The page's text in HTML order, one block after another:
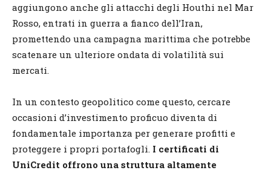
aggiungono anche gli attacchi degli Houthi nel Mar
Rosso, entrati in guerra a fianco dell’Iran,
promettendo una campagna marittima che potrebbe
scatenare un ulteriore ondata di volatilità sui
mercati.
In un contesto geopolitico come questo, cercare
occasioni d’investimento proficuo diventa di
fondamentale importanza per generare profitti e
proteggere i propri portafogli. I certificati di
UniCredit offrono una struttura altamente